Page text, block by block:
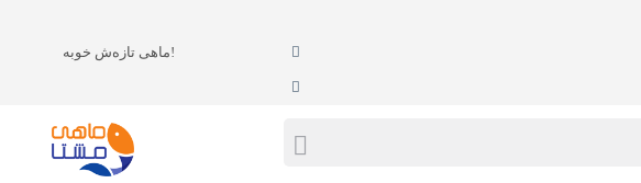
ماهی تازه‌ش خوبه!